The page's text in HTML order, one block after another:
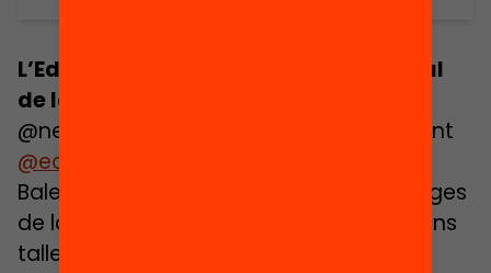
L’Edcamp Summit és la trobada anual
de la comunitat #edcamp
@neusgimenez, promotora del moviment
@edcampCAT
Balears, ens explica tots els aprenentatges
de la jornada, en la qual vam gaudir d’uns
tallers per seguir enriquint-nos amb la